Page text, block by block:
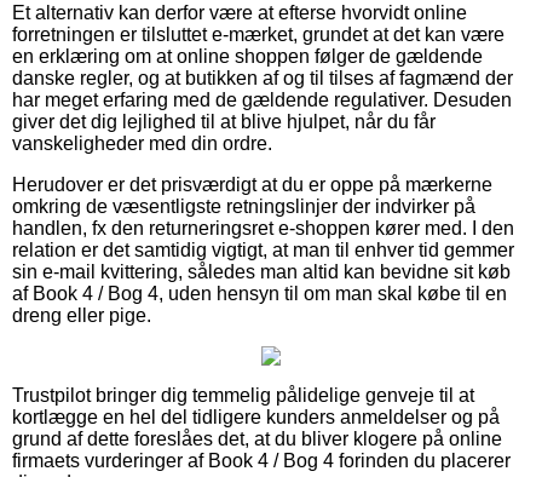
Et alternativ kan derfor være at efterse hvorvidt online
forretningen er tilsluttet e-mærket, grundet at det kan være
en erklæring om at online shoppen følger de gældende
danske regler, og at butikken af og til tilses af fagmænd der
har meget erfaring med de gældende regulativer. Desuden
giver det dig lejlighed til at blive hjulpet, når du får
vanskeligheder med din ordre.
Herudover er det prisværdigt at du er oppe på mærkerne
omkring de væsentligste retningslinjer der indvirker på
handlen, fx den returneringsret e-shoppen kører med. I den
relation er det samtidig vigtigt, at man til enhver tid gemmer
sin e-mail kvittering, således man altid kan bevidne sit køb
af Book 4 / Bog 4, uden hensyn til om man skal købe til en
dreng eller pige.
Trustpilot bringer dig temmelig pålidelige genveje til at
kortlægge en hel del tidligere kunders anmeldelser og på
grund af dette foreslåes det, at du bliver klogere på online
firmaets vurderinger af Book 4 / Bog 4 forinden du placerer